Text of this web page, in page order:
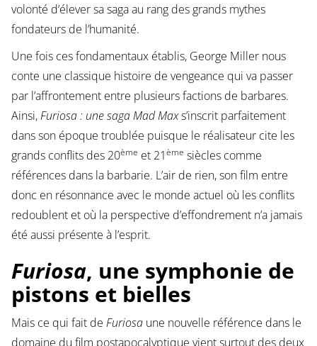
volonté d’élever sa saga au rang des grands mythes
fondateurs de l’humanité.
Une fois ces fondamentaux établis, George Miller nous
conte une classique histoire de vengeance qui va passer
par l’affrontement entre plusieurs factions de barbares.
Ainsi,Furiosa : une saga Mad Maxs’inscrit parfaitement
dans son époque troublée puisque le réalisateur cite les
grands conflits des 20ème et 21ème siècles comme
références dans la barbarie. L’air de rien, son film entre
donc en résonnance avec le monde actuel où les conflits
redoublent et où la perspective d’effondrement n’a jamais
été aussi présente à l’esprit.
Furiosa, une symphonie de
pistons et bielles
Mais ce qui fait de Furiosaune nouvelle référence dans le
domaine du film postapocalyptique vient surtout des deux